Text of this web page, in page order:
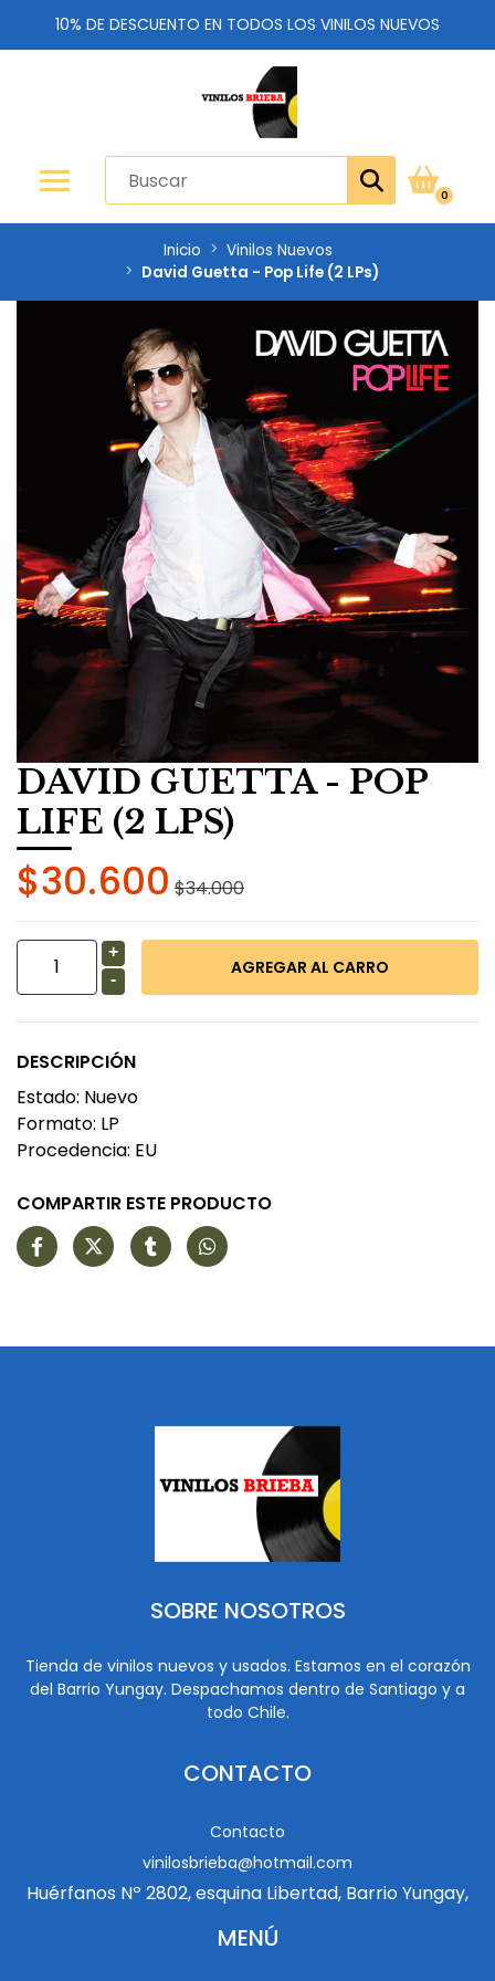
10% DE DESCUENTO EN TODOS LOS VINILOS NUEVOS
0
Inicio
Vinilos Nuevos
David Guetta - Pop Life (2 LPs)
DAVID GUETTA - POP
LIFE (2 LPS)
$30.600 $34.000
+
-
DESCRIPCIÓN
Estado: Nuevo
Formato: LP
Procedencia: EU
COMPARTIR ESTE PRODUCTO
SOBRE NOSOTROS
Tienda de vinilos nuevos y usados. Estamos en el corazón
del Barrio Yungay. Despachamos dentro de Santiago y a
todo Chile.
CONTACTO
Contacto
vinilosbrieba@hotmail.com
Huérfanos Nº 2802, esquina Libertad, Barrio Yungay,
MENÚ